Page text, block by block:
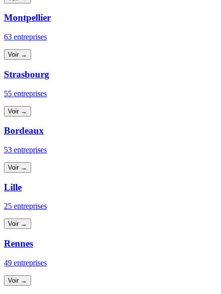
Montpellier
63 entreprises
Voir →
Strasbourg
55 entreprises
Voir →
Bordeaux
53 entreprises
Voir →
Lille
25 entreprises
Voir →
Rennes
49 entreprises
Voir →